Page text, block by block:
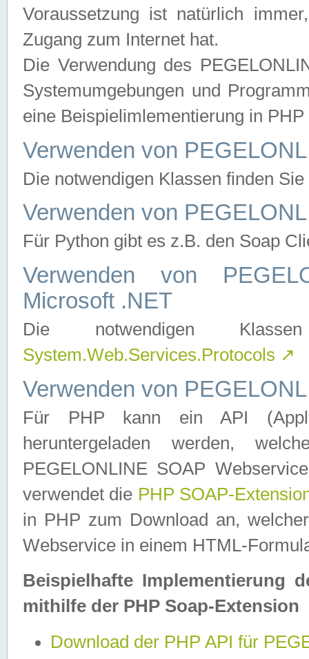
Voraussetzung ist natürlich
Zugang zum Internet hat.
Die Verwendung des
Systemumgebungen und
eine Beispielimlementierung in
Verwenden von
Die notwendigen Klassen finden
Verwenden von
Für Python gibt es z.B. den Soap
Verwenden von
Microsoft .NET
Die notwendigen
System.Web.Services.Protocols ↗
Verwenden von
Für PHP kann ein API
heruntergeladen werden,
PEGELONLINE SOAP
verwendet die PHP SOAP-
in PHP zum Download an,
Webservice in einem HTML-
Beispielhafte Implementierung
mithilfe der PHP Soap-Extension
Download der PHP API für